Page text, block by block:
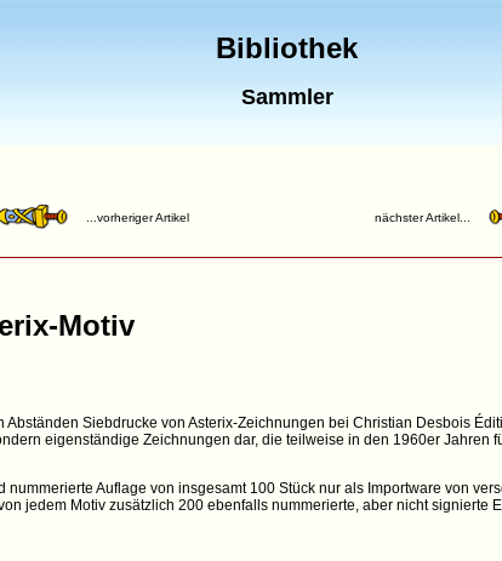
Bibliothek
Sammler
...vorheriger Artikel nächster Artikel...
Motiv
Siebdrucke von Asterix-Zeichnungen bei Christian Desbois
eigenständige Zeichnungen dar, die teilweise in den 1960er Jahren
Auflage von insgesamt 100 Stück nur als Importware von
jedem Motiv zusätzlich 200 ebenfalls nummerierte, aber nicht signierte